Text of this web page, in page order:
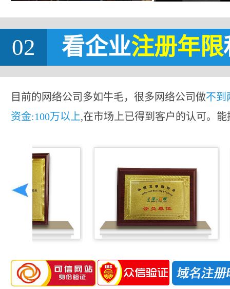
02 看企业注册年限
目前的网络公司多如牛毛，很多网络公司做不到
资金:100万以上,在市场上已得到客户的认可。